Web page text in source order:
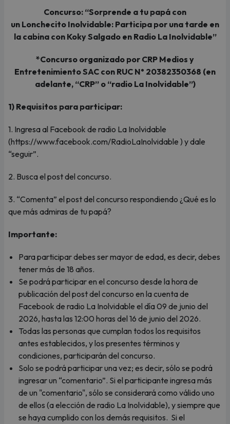
Concurso: “Sorprende a tu papá con
un Lonchecito Inolvidable: Participa por una tarde en
la cabina con Koky Salgado en Radio La Inolvidable”
*Concurso organizado por CRP Medios y
Entretenimiento SAC con RUC N° 20382350368 (en
adelante, “CRP” o “radio La Inolvidable”)
1) Requisitos para participar:
1. Ingresa al Facebook de radio La Inolvidable
(https://www.facebook.com/RadioLaInolvidable ) y dale
“seguir”.
2. Busca el post del concurso.
3. “Comenta” el post del concurso respondiendo ¿Qué es lo
que más admiras de tu papá?
Importante:
Para participar debes ser mayor de edad, es decir, debes
tener más de 18 años.
Se podrá participar en el concurso desde la hora de
publicación del post del concurso en la cuenta de
Facebook de radio La Inolvidable el día 09 de junio del
2026, hasta las 12:00 horas del 16 de junio del 2026.
Todas las personas que cumplan todos los requisitos
antes establecidos, y los presentes términos y
condiciones, participarán del concurso.
Solo se podrá participar una vez; es decir, sólo se podrá
ingresar un “comentario”. Si el participante ingresa más
de un "comentario", sólo se considerará como válido uno
de ellos (a elección de radio La Inolvidable), y siempre que
se haya cumplido con los demás requisitos. Si el